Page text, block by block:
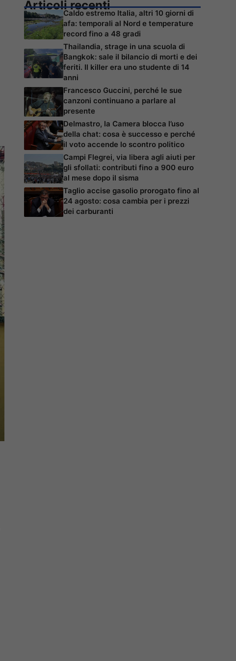
Articoli recenti
Caldo estremo Italia, altri 10 giorni di
afa: temporali al Nord e temperature
record fino a 48 gradi
Thailandia, strage in una scuola di
Bangkok: sale il bilancio di morti e dei
feriti. Il killer era uno studente di 14
anni
Francesco Guccini, perché le sue
canzoni continuano a parlare al
presente
Delmastro, la Camera blocca l’uso
della chat: cosa è successo e perché
il voto accende lo scontro politico
Campi Flegrei, via libera agli aiuti per
gli sfollati: contributi fino a 900 euro
al mese dopo il sisma
Taglio accise gasolio prorogato fino al
24 agosto: cosa cambia per i prezzi
dei carburanti